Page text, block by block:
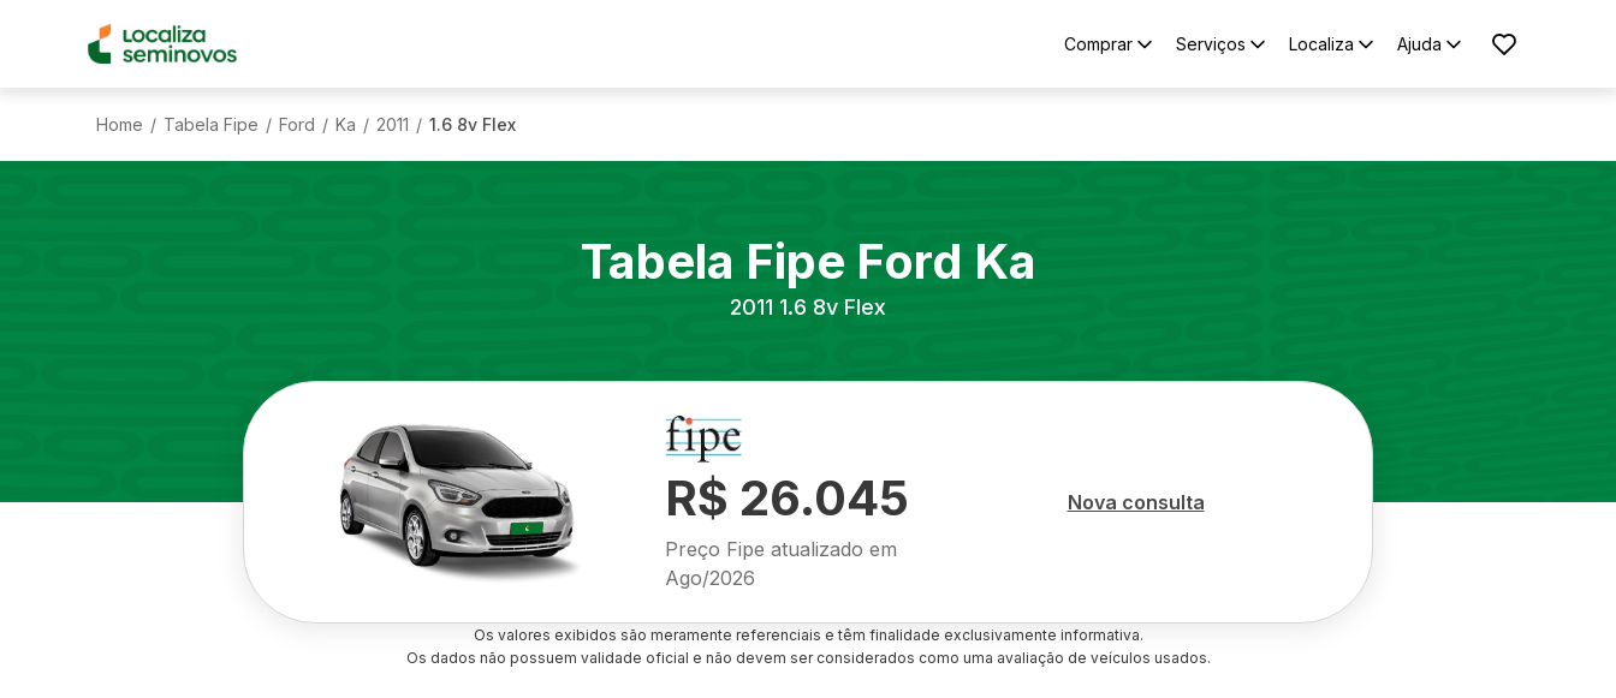
Comprar Serviços Localiza Ajuda
Home / Tabela Fipe / Ford / Ka / 2011 / 1.6 8v Flex
Tabela Fipe Ford Ka
2011 1.6 8v Flex
R$ 26.045
Preço Fipe atualizado em
Ago/2026
Nova consulta
Os valores exibidos são meramente referenciais e têm finalidade exclusivamente informativa.
Os dados não possuem validade oficial e não devem ser considerados como uma avaliação de veículos usados.